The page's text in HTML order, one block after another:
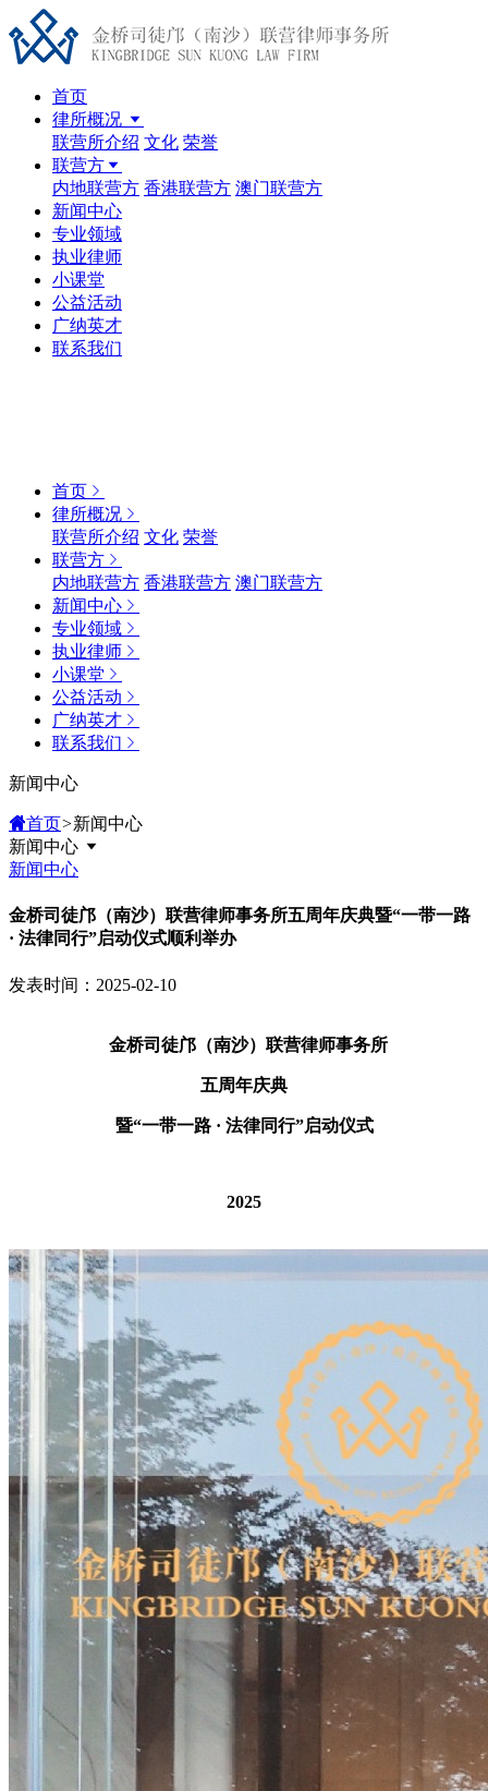
首页
律所概况
联营所介绍 文化 荣誉
联营方
内地联营方 香港联营方 澳门联营方
新闻中心
专业领域
执业律师
小课堂
公益活动
广纳英才
联系我们
首页
律所概况
联营所介绍 文化 荣誉
联营方
内地联营方 香港联营方 澳门联营方
新闻中心
专业领域
执业律师
小课堂
公益活动
广纳英才
联系我们
新闻中心
首页>新闻中心
新闻中心
新闻中心
金桥司徒邝（南沙）联营律师事务所五周年庆典暨“一带一路
· 法律同行”启动仪式顺利举办
发表时间：2025-02-10
金桥司徒邝（南沙）联营律师事务所
五周年庆典
暨“一带一路 · 法律同行”启动仪式
2025